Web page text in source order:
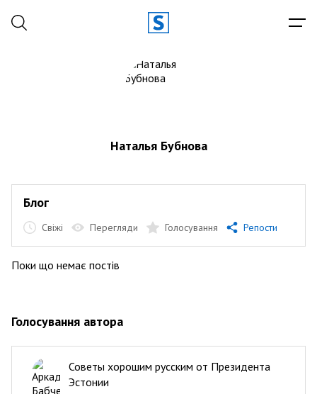
Наталья Бубнова
Блог
Свіжі Перегляди Голосування Репости
Поки що немає постів
Голосування автора
Советы хорошим русским от Президента
Эстонии